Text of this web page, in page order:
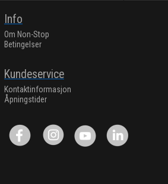
Info
Om Non-Stop
Betingelser
Kundeservice
Kontaktinformasjon
Åpningstider